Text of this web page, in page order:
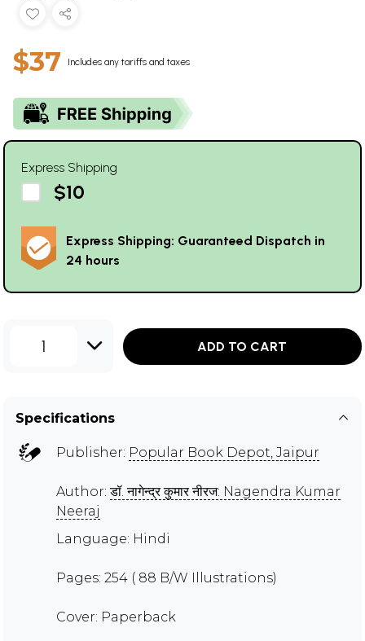
$37 Includes any tariffs and taxes
Express Shipping
$10
Express Shipping: Guaranteed Dispatch in
24 hours
1 ADD TO CART
Specifications
Publisher: Popular Book Depot, Jaipur
Author:डॉ. नागेन्द्र कुमार नीरज: Nagendra Kumar
Neeraj
Language: Hindi
Pages: 254 ( 88 B/W Illustrations)
Cover: Paperback